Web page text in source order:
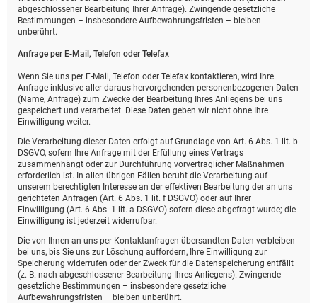
abgeschlossener Bearbeitung Ihrer Anfrage). Zwingende gesetzliche
Bestimmungen – insbesondere Aufbewahrungsfristen – bleiben
unberührt.
Anfrage per E-Mail, Telefon oder Telefax
Wenn Sie uns per E-Mail, Telefon oder Telefax kontaktieren, wird Ihre
Anfrage inklusive aller daraus hervorgehenden personenbezogenen Daten
(Name, Anfrage) zum Zwecke der Bearbeitung Ihres Anliegens bei uns
gespeichert und verarbeitet. Diese Daten geben wir nicht ohne Ihre
Einwilligung weiter.
Die Verarbeitung dieser Daten erfolgt auf Grundlage von Art. 6 Abs. 1 lit. b
DSGVO, sofern Ihre Anfrage mit der Erfüllung eines Vertrags
zusammenhängt oder zur Durchführung vorvertraglicher Maßnahmen
erforderlich ist. In allen übrigen Fällen beruht die Verarbeitung auf
unserem berechtigten Interesse an der effektiven Bearbeitung der an uns
gerichteten Anfragen (Art. 6 Abs. 1 lit. f DSGVO) oder auf Ihrer
Einwilligung (Art. 6 Abs. 1 lit. a DSGVO) sofern diese abgefragt wurde; die
Einwilligung ist jederzeit widerrufbar.
Die von Ihnen an uns per Kontaktanfragen übersandten Daten verbleiben
bei uns, bis Sie uns zur Löschung auffordern, Ihre Einwilligung zur
Speicherung widerrufen oder der Zweck für die Datenspeicherung entfällt
(z. B. nach abgeschlossener Bearbeitung Ihres Anliegens). Zwingende
gesetzliche Bestimmungen – insbesondere gesetzliche
Aufbewahrungsfristen – bleiben unberührt.